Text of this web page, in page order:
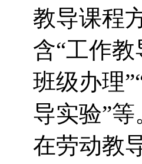
教导课程
含“工作
班级办理
导实验”
在劳动教